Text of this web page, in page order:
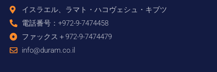
イスラエル、ラマト・ハコヴェシュ・キブツ
電話番号：+972-9-7474458
ファックス＋972-9-7474479
info@duram.co.il